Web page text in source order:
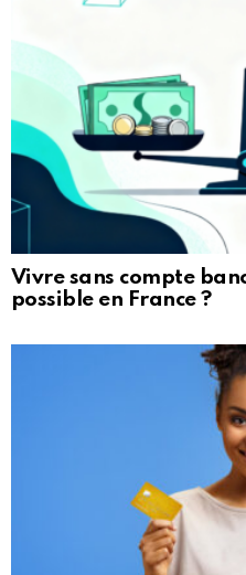
Vivre sans compte
possible en France ?